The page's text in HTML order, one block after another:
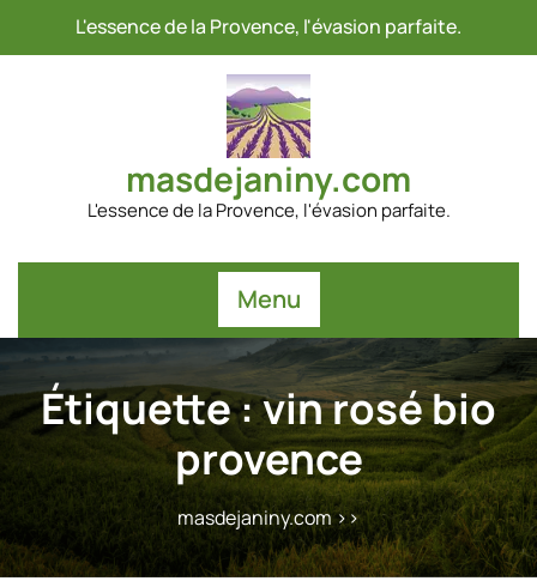
L'essence de la Provence, l'évasion parfaite.
masdejaniny.com
L'essence de la Provence, l'évasion parfaite.
Menu
Étiquette :vin rosé bio
provence
masdejaniny.com>>